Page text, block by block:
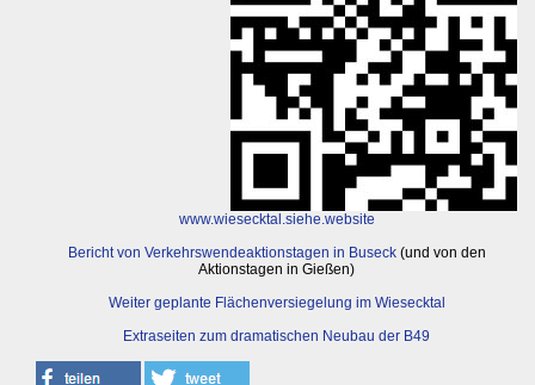
www.wiesecktal.siehe.website
Bericht von Verkehrswendeaktionstagen in Buseck(und von den
Aktionstagen in Gießen)
Weiter geplante Flächenversiegelung im Wiesecktal
Extraseiten zum dramatischen Neubau der B49